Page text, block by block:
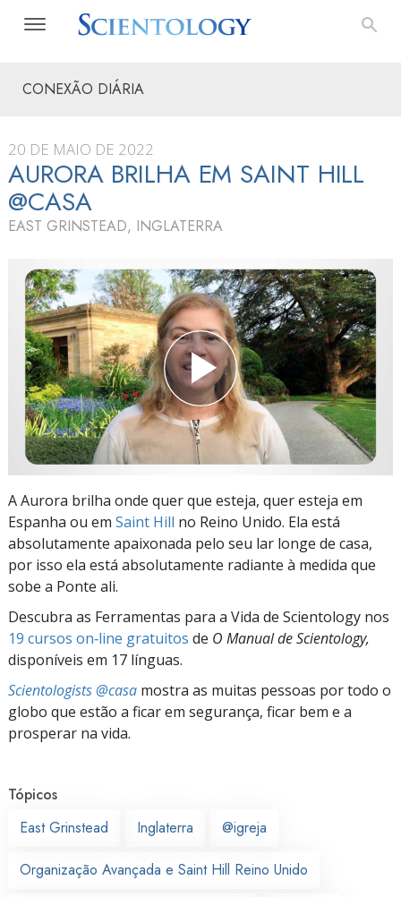
CONEXÃO DIÁRIA
20 DE MAIO DE 2022
AURORA BRILHA EM SAINT HILL
@CASA
EAST GRINSTEAD, INGLATERRA
A Aurora brilha onde quer que esteja, quer esteja em
Espanha ou em Saint Hill no Reino Unido. Ela está
absolutamente apaixonada pelo seu lar longe de casa,
por isso ela está absolutamente radiante à medida que
sobe a Ponte ali.
Descubra as Ferramentas para a Vida de Scientology nos
19 cursos on‑line gratuitos de O Manual de Scientology,
disponíveis em 17 línguas.
Scientologists @casa mostra as muitas pessoas por todo o
globo que estão a ficar em segurança, ficar bem e a
prosperar na vida.
Tópicos
East Grinstead
Inglaterra @igreja
Organização Avançada e Saint Hill Reino Unido